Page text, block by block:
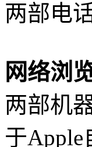
两部电
网络浏览
两部机
于Apple